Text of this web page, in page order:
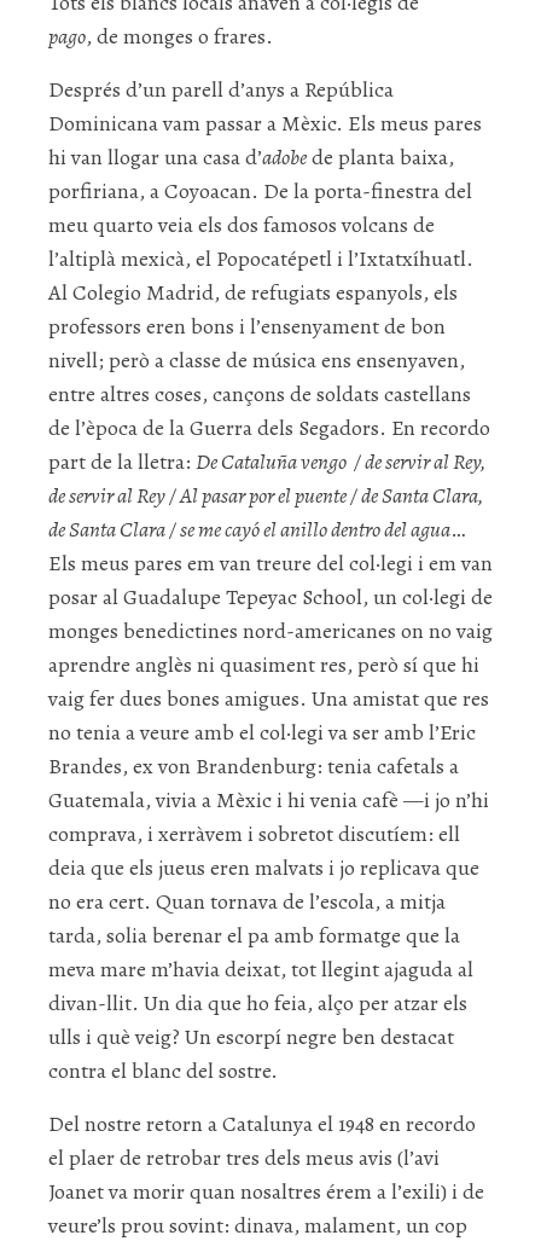
pago, de monges o frares.
Després d’un parell d’anys a República
Dominicana vam passar a Mèxic. Els meus pares
hi van llogar una casa d’adobede planta baixa,
porfiriana, a Coyoacan. De la porta-finestra del
meu quarto veia els dos famosos volcans de
l’altiplà mexicà, el Popocatépetl i l’Ixtatxíhuatl.
Al Colegio Madrid, de refugiats espanyols, els
professors eren bons i l’ensenyament de bon
nivell; però a classe de música ens ensenyaven,
entre altres coses, cançons de soldats castellans
de l’època de la Guerra dels Segadors. En recordo
part de la lletra: De Cataluña vengo / de servir al Rey,
de servir al Rey / Al pasar por el puente / de Santa Clara,
de Santa Clara / se me cayó el anillo dentro del agua…
Els meus pares em van treure del col·legi i em van
posar al Guadalupe Tepeyac School, un col·legi de
monges benedictines nord-americanes on no vaig
aprendre anglès ni quasiment res, però sí que hi
vaig fer dues bones amigues. Una amistat que res
no tenia a veure amb el col·legi va ser amb l’Eric
Brandes, ex von Brandenburg: tenia cafetals a
Guatemala, vivia a Mèxic i hi venia cafè —i jo n’hi
comprava, i xerràvem i sobretot discutíem: ell
deia que els jueus eren malvats i jo replicava que
no era cert. Quan tornava de l’escola, a mitja
tarda, solia berenar el pa amb formatge que la
meva mare m’havia deixat, tot llegint ajaguda al
divan-llit. Un dia que ho feia, alço per atzar els
ulls i què veig? Un escorpí negre ben destacat
contra el blanc del sostre.
Del nostre retorn a Catalunya el 1948 en recordo
el plaer de retrobar tres dels meus avis (l’avi
Joanet va morir quan nosaltres érem a l’exili) i de
veure’ls prou sovint: dinava, malament, un cop